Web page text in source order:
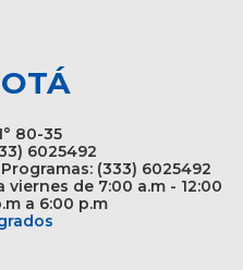
80-35
6025492
(333) 6025492
de 7:00 a.m - 12:00
a 6:00 p.m